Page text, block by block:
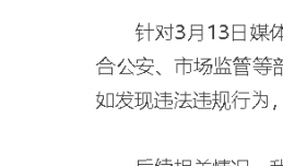
这是一记警钟！